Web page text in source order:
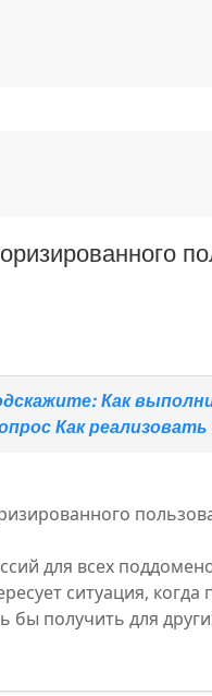
Как
Как реализовать
для всех
ситуация,
бы получить для